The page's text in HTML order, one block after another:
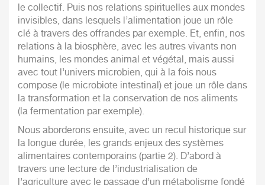
le collectif. Puis nos relations spirituelles aux mondes
invisibles, dans lesquels l’alimentation joue un rôle
clé à travers des offrandes par exemple. Et, enfin, nos
relations à la biosphère, avec les autres vivants non
humains, les mondes animal et végétal, mais aussi
avec tout l’univers microbien, qui à la fois nous
compose (le microbiote intestinal) et joue un rôle dans
la transformation et la conservation de nos aliments
(la fermentation par exemple).
Nous aborderons ensuite, avec un recul historique sur
la longue durée, les grands enjeux des systèmes
alimentaires contemporains (partie 2). D’abord à
travers une lecture de l’industrialisation de
l’agriculture avec le passage d’un métabolisme fondé